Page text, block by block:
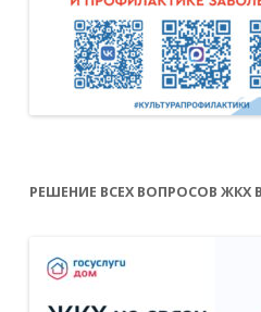
РЕШЕНИЕ ВСЕХ ВОПРОСОВ